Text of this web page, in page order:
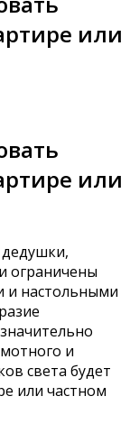
или
или
ограничены
и настольными
и
света будет
или частном